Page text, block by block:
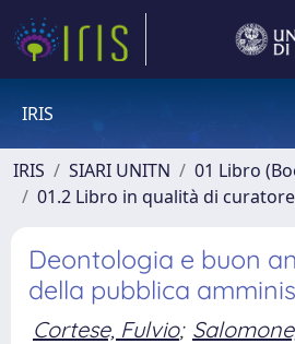
IRIS
IRIS SIARI UNITN
01 Libro
01.2 Libro in qualità di
Deontologia e buon
della pubblica
Cortese, Fulvio;